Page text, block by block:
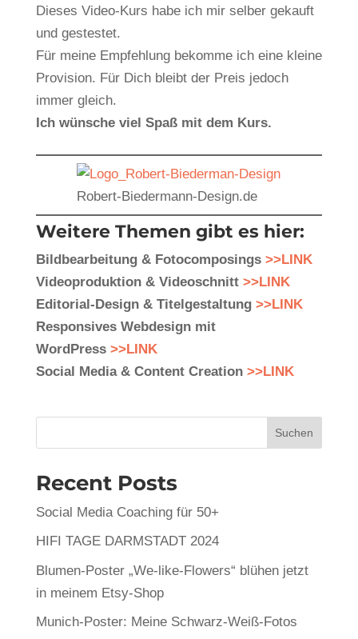
Dieses Video-Kurs habe ich mir selber gekauft
und gestestet.
Für meine Empfehlung bekomme ich eine kleine
Provision. Für Dich bleibt der Preis jedoch
immer gleich.
Ich wünsche viel Spaß mit dem Kurs.
Robert-Biedermann-Design.de
Weitere Themen gibt es hier:
Bildbearbeitung & Fotocomposings >>LINK
Videoproduktion & Videoschnitt >>LINK
Editorial-Design & Titelgestaltung >>LINK
Responsives Webdesign mit
WordPress >>LINK
Social Media & Content Creation >>LINK
Suchen
Recent Posts
Social Media Coaching für 50+
HIFI TAGE DARMSTADT 2024
Blumen-Poster „We-like-Flowers“ blühen jetzt
in meinem Etsy-Shop
Munich-Poster: Meine Schwarz-Weiß-Fotos